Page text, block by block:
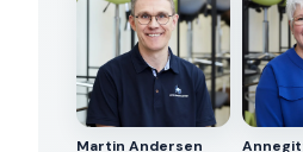
Martin Andersen